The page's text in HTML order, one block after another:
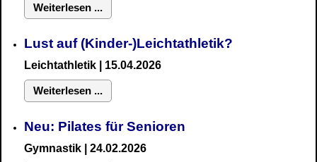
Weiterlesen ...
Lust auf (Kinder-)Leichtathletik?
Leichtathletik | 15.04.2026
Weiterlesen ...
Neu: Pilates für Senioren
Gymnastik | 24.02.2026